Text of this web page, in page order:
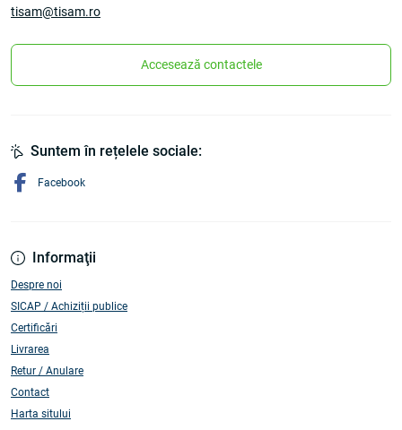
tisam@tisam.ro
Accesează contactele
Informaţii
Despre noi
SICAP / Achiziții publice
Certificări
Livrarea
Retur / Anulare
Contact
Harta sitului
Suntem în rețelele sociale:
Facebook